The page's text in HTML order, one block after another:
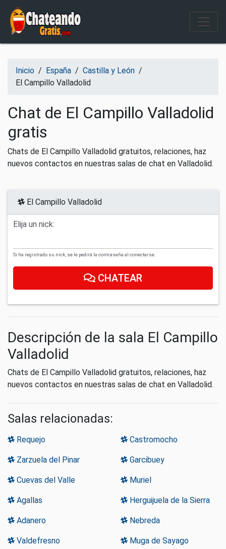
Salir del contenido
Inicio / España / Castilla y León /
El Campillo Valladolid
Chat de El Campillo Valladolid
gratis
Chats de El Campillo Valladolid gratuitos, relaciones, haz
nuevos contactos en nuestras salas de chat en Valladolid.
El Campillo Valladolid
Elija un nick:
Si ha registrado su nick, se le pedirá la contraseña al conectarse.
CHATEAR
Descripción de la sala El Campillo
Valladolid
Chats de El Campillo Valladolid gratuitos, relaciones, haz
nuevos contactos en nuestras salas de chat en Valladolid.
Salas relacionadas:
Requejo Castromocho
Zarzuela del Pinar Garcibuey
Cuevas del Valle Muriel
Agallas Herguijuela de la Sierra
Adanero Nebreda
Valdefresno Muga de Sayago